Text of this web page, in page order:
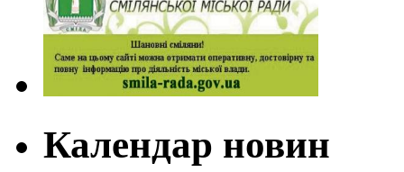
Календар новин